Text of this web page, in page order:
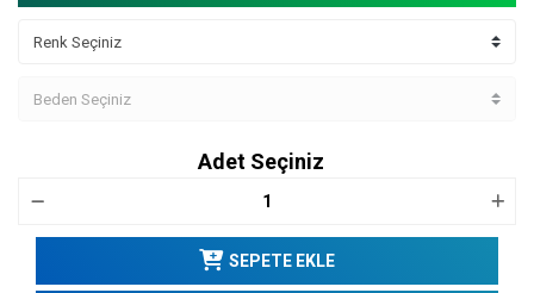
Adet Seçiniz
SEPETE EKLE